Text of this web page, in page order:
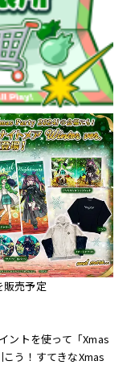
売予定
ントを使って「Xmas
う！すてきなXmas